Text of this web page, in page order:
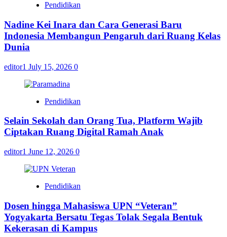
Pendidikan
Nadine Kei Inara dan Cara Generasi Baru
Indonesia Membangun Pengaruh dari Ruang Kelas
Dunia
editor1 July 15, 2026 0
Pendidikan
Selain Sekolah dan Orang Tua, Platform Wajib
Ciptakan Ruang Digital Ramah Anak
editor1 June 12, 2026 0
Pendidikan
Dosen hingga Mahasiswa UPN “Veteran”
Yogyakarta Bersatu Tegas Tolak Segala Bentuk
Kekerasan di Kampus